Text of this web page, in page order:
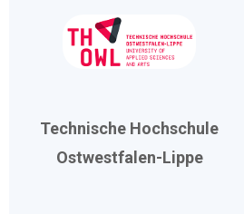
Technische Hochschule
Ostwestfalen-Lippe